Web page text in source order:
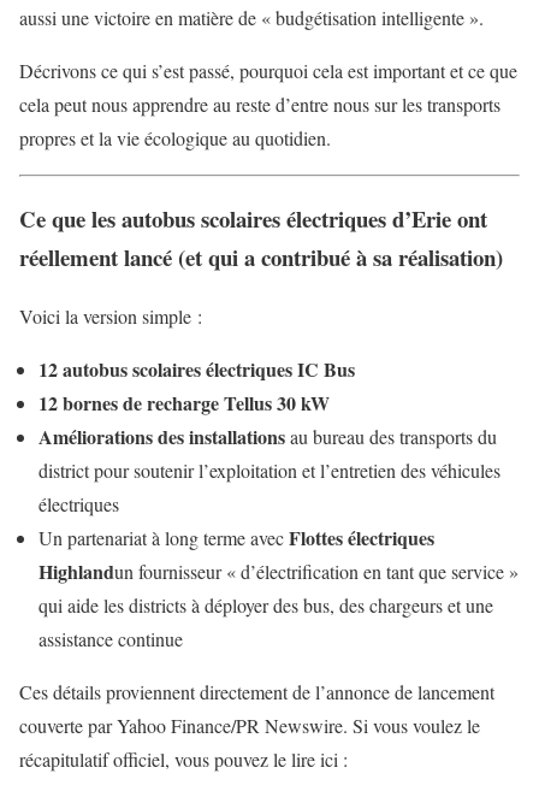
aussi une victoire en matière de « budgétisation intelligente ».
Décrivons ce qui s’est passé, pourquoi cela est important et ce que
cela peut nous apprendre au reste d’entre nous sur les transports
propres et la vie écologique au quotidien.
Ce que les autobus scolaires électriques d’Erie ont
réellement lancé (et qui a contribué à sa réalisation)
Voici la version simple :
12 autobus scolaires électriques IC Bus
12 bornes de recharge Tellus 30 kW
Améliorations des installationsau bureau des transports du
district pour soutenir l’exploitation et l’entretien des véhicules
électriques
Un partenariat à long terme avecFlottes électriques
Highlandun fournisseur « d’électrification en tant que service »
qui aide les districts à déployer des bus, des chargeurs et une
assistance continue
Ces détails proviennent directement de l’annonce de lancement
couverte par Yahoo Finance/PR Newswire. Si vous voulez le
récapitulatif officiel, vous pouvez le lire ici :